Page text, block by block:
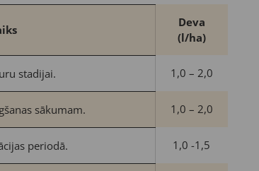
Deva
(l/ha)
stadijai. 1,0 – 2,0
sākumam. 1,0 – 2,0
periodā. 1,0 -1,5